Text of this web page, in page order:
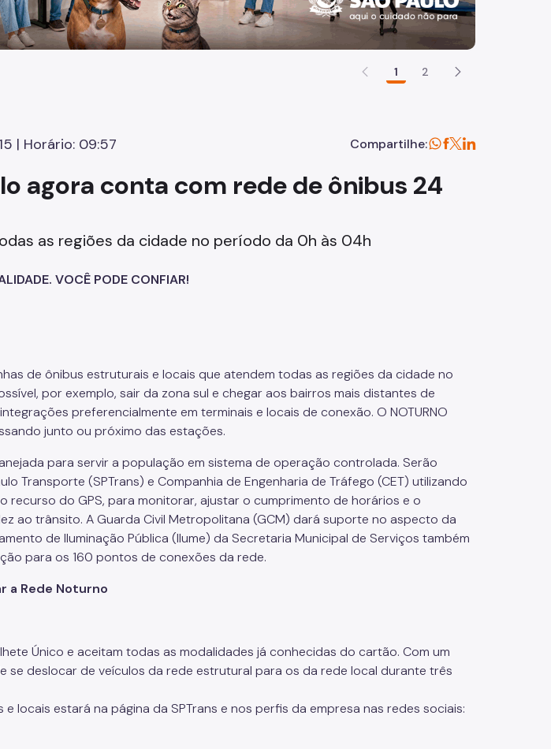
1 2
| Horário: 09:57 Compartilhe:
agora conta com rede de ônibus 24
as regiões da cidade no período da 0h às 04h
VOCÊ PODE CONFIAR!
de ônibus estruturais e locais que atendem todas as regiões da cidade no
por exemplo, sair da zona sul e chegar aos bairros mais distantes de
preferencialmente em terminais e locais de conexão. O NOTURNO
junto ou próximo das estações.
para servir a população em sistema de operação controlada. Serão
Transporte (SPTrans) e Companhia de Engenharia de Tráfego (CET) utilizando
recurso do GPS, para monitorar, ajustar o cumprimento de horários e o
ao trânsito. A Guarda Civil Metropolitana (GCM) dará suporte no aspecto da
de Iluminação Pública (Ilume) da Secretaria Municipal de Serviços também
para os 160 pontos de conexões da rede.
a Rede Noturno
Único e aceitam todas as modalidades já conhecidas do cartão. Com um
se deslocar de veículos da rede estrutural para os da rede local durante três
locais estará na página da SPTrans e nos perfis da empresa nas redes sociais: